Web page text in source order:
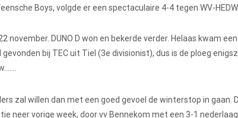
Boys, volgde er een spectaculaire 4-4 tegen WV-
november. DUNO D won en bekerde verder. Helaas kwam
bij TEC uit Tiel (3e divisionist), dus is de ploeg
zal willen dan met een goed gevoel de winterstop in gaan.
neer vorige week, door vv Bennekom met een 3-1